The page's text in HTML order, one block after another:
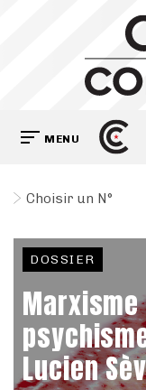
MENU
Choisir un N°
DOSSIER
Lucien